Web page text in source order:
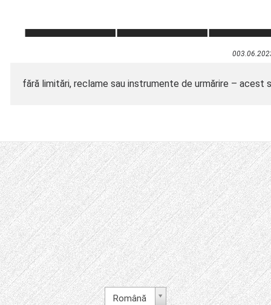
fără limitări, reclame sau instrumente de urmărire –
Română